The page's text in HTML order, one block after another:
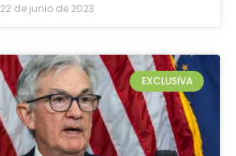
22 de junio de 2023
EXCLUSIVA